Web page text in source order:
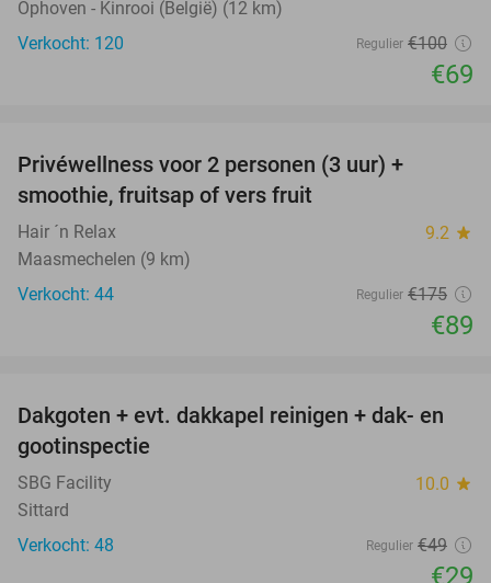
Ophoven - Kinrooi (België) (12 km)
Verkocht: 120
Regulier €100
€69
Privéwellness voor 2 personen (3 uur) +
smoothie, fruitsap of vers fruit
Hair ´n Relax 9.2 star
Maasmechelen (9 km)
Verkocht: 44
Regulier €175
€89
41%
Dakgoten + evt. dakkapel reinigen + dak- en
gootinspectie
SBG Facility 10.0 star
Sittard
Verkocht: 48
Regulier €49
€29